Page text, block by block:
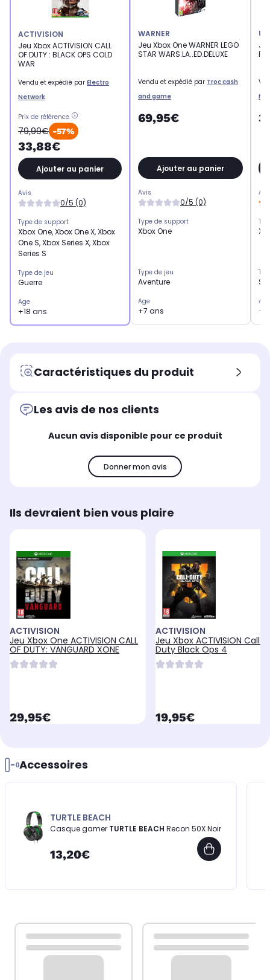
ACTIVISION
Jeu Xbox ACTIVISION CALL
OF DUTY : BLACK OPS COLD
WAR
Vendu et expédié par Electro
Network
Prix de référence
79,99€ -57%
33,88€
Ajouter au panier
Avis
0/5 (0)
Type de support
Xbox One, Xbox One X, Xbox
One S, Xbox Series X, Xbox
Series S
Type de jeu
Guerre
Age
+18 ans
WARNER
Jeu Xbox One WARNER LEGO
STAR WARS:LA..ED.DELUXE
Vendu et expédié par Troc cash
and game
69,95€
Ajouter au panier
Avis
0/5 (0)
Type de support
Xbox One
Type de jeu
Aventure
Age
+7 ans
Age
Caractéristiques du produit
Les avis de nos clients
Aucun avis disponible pour ce produit
Donner mon avis
Ils devraient bien vous plaire
ACTIVISION
Jeu Xbox One ACTIVISION CALL
OF DUTY: VANGUARD XONE
currentPrice
29,95€
ACTIVISION
Jeu Xbox ACTIVISION Call
Duty Black Ops 4
currentPrice
19,95€
Accessoires
TURTLE BEACH
Casque gamer TURTLE BEACH Recon 50X Noir
13,20€